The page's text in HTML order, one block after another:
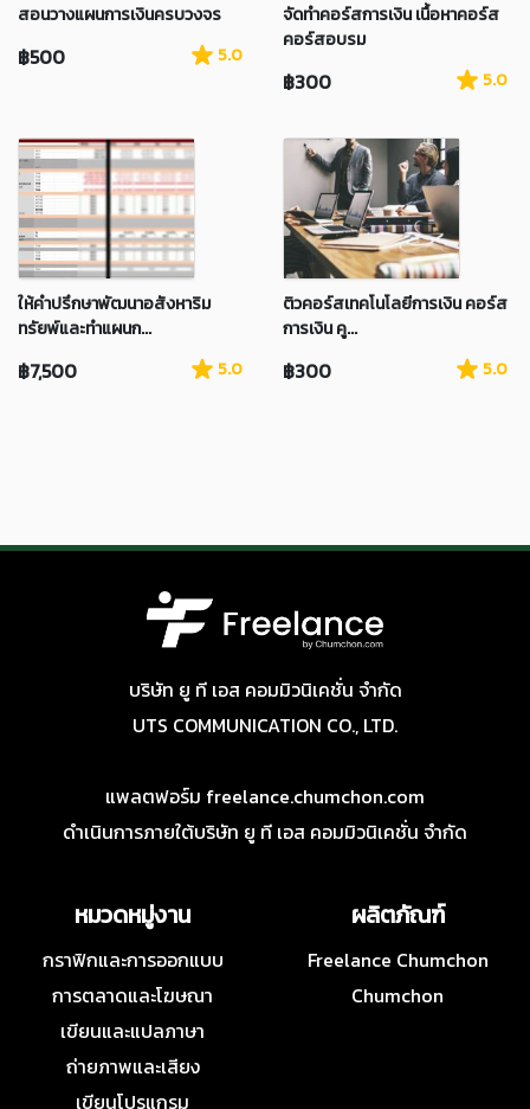
สอนวางแผนการเงินครบวงจร
฿500 5.0
จัดทำคอร์สการเงิน เนื้อหาคอร์ส
คอร์สอบรม
฿300 5.0
ให้คำปรึกษาพัฒนาอสังหาริม
ทรัยพ์และทำแผนก...
฿7,500 5.0
ติวคอร์สเทคโนโลยีการเงิน คอร์ส
การเงิน คู...
฿300 5.0
บริษัท ยู ที เอส คอมมิวนิเคชั่น จำกัด
UTS COMMUNICATION CO., LTD.
แพลตฟอร์ม freelance.chumchon.com
ดำเนินการภายใต้บริษัท ยู ที เอส คอมมิวนิเคชั่น จำกัด
หมวดหมู่งาน
กราฟิกและการออกแบบ
การตลาดและโฆษณา
เขียนและแปลภาษา
ถ่ายภาพและเสียง
เขียนโปรแกรม
ผลิตภัณฑ์
Freelance Chumchon
Chumchon